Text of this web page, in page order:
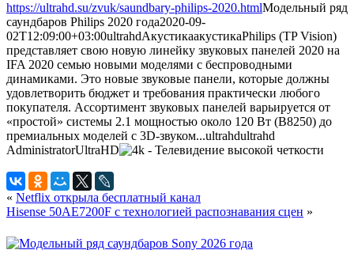
https://ultrahd.su/zvuk/saundbary-philips-2020.htmlМодельный ряд
саундбаров Philips 2020 года2020-09-
02T12:09:00+03:00ultrahdАкустикаакустикаPhilips (TP Vision)
представляет свою новую линейку звуковых панелей 2020 на
IFA 2020 семью новыми моделями с беспроводными
динамиками. Это новые звуковые панели, которые должны
удовлетворить бюджет и требования практически любого
покупателя. Ассортимент звуковых панелей варьируется от
«простой» системы 2.1 мощностью около 120 Вт (B8250) до
премиальных моделей с 3D-звуком...ultrahdultrahd
AdministratorUltraHD
« Netflix открыла бесплатный канал
Hisense 50AE7200F с технологией распознавания сцен »